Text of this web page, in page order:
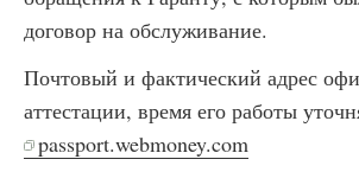
договор на обслуживание.
Почтовый и фактический адрес
аттестации, время его работы
passport.webmoney.com